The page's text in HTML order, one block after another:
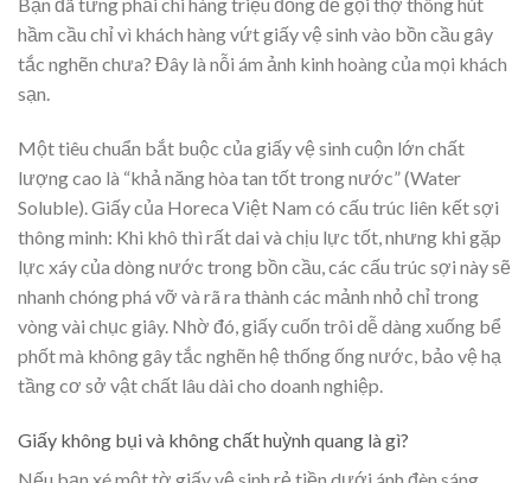
hầm cầu chỉ vì khách hàng vứt giấy vệ sinh vào bồn cầu gây
tắc nghẽn chưa? Đây là nỗi ám ảnh kinh hoàng của mọi khách
sạn.
Một tiêu chuẩn bắt buộc của giấy vệ sinh cuộn lớn chất
lượng cao là “khả năng hòa tan tốt trong nước” (Water
Soluble). Giấy của Horeca Việt Nam có cấu trúc liên kết sợi
thông minh: Khi khô thì rất dai và chịu lực tốt, nhưng khi gặp
lực xáy của dòng nước trong bồn cầu, các cấu trúc sợi này sẽ
nhanh chóng phá vỡ và rã ra thành các mảnh nhỏ chỉ trong
vòng vài chục giây. Nhờ đó, giấy cuốn trôi dễ dàng xuống bể
phốt mà không gây tắc nghẽn hệ thống ống nước, bảo vệ hạ
tầng cơ sở vật chất lâu dài cho doanh nghiệp.
Giấy không bụi và không chất huỳnh quang là gì?
Nếu bạn xé một tờ giấy vệ sinh rẻ tiền dưới ánh đèn sáng,